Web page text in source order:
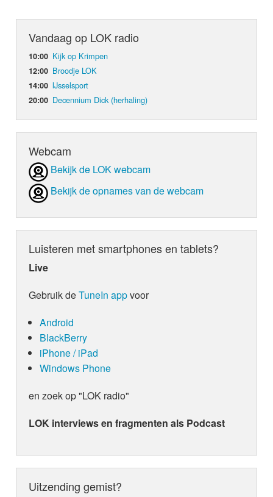
Vandaag op LOK radio
10:00 Kijk op Krimpen
12:00 Broodje LOK
14:00 IJsselsport
20:00 Decennium Dick (herhaling)
Webcam
Bekijk de LOK webcam
Bekijk de opnames van de webcam
Luisteren met smartphones en tablets?
Live
Gebruik deTuneIn appvoor
Android
BlackBerry
iPhone / iPad
Windows Phone
en zoek op "LOK radio"
LOK interviews en fragmenten als Podcast
Uitzending gemist?